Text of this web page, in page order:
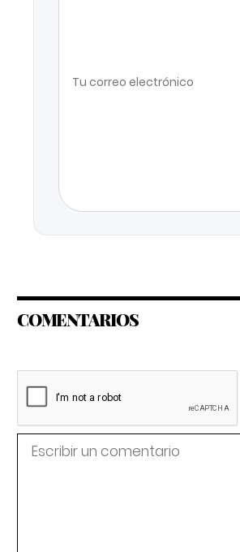
COMENTARIOS